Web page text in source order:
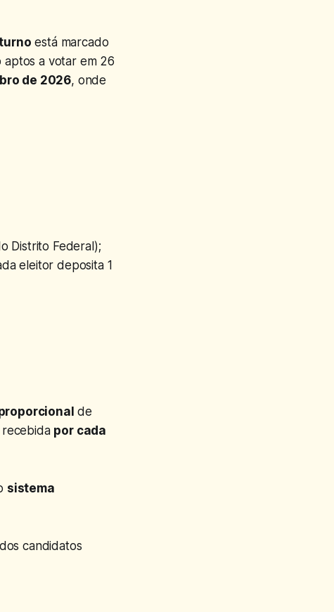
turno está marcado
aptos a votar em 26
de 2026, onde
Distrito Federal);
eleitor deposita 1
de
recebida por cada
sistema
candidatos